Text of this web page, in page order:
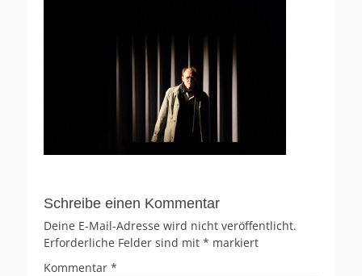
Schreibe einen Kommentar
Deine E-Mail-Adresse wird nicht veröffentlicht.
Erforderliche Felder sind mit * markiert
Kommentar *